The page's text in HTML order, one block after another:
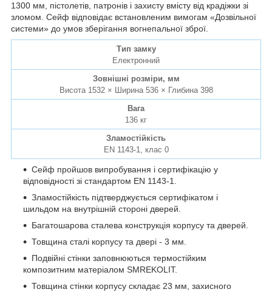
1300 мм, пістолетів, патронів і захисту вмісту від крадіжки зі
зломом. Сейф відповідає встановленим вимогам «Дозвільної
системи» до умов зберігання вогнепальної зброї.
Тип замку
Електронний
Зовнішні розміри, мм
Висота 1532 × Ширина 536 × Глибина 398
Вага
136 кг
Зламостійкість
EN 1143-1, клас 0
Сейф пройшов випробування і сертифікацію у
відповідності зі стандартом EN 1143-1.
Зламостійкість підтверджується сертифікатом і
шильдом на внутрішній стороні дверей.
Багатошарова сталева конструкція корпусу та дверей.
Товщина сталі корпусу та двері - 3 мм.
Подвійні стінки заповнюються термостійким
композитним матеріалом SMREKOLIT.
Товщина стінки корпусу складає 23 мм, захисного